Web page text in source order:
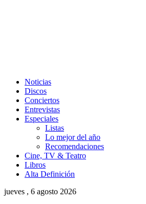
Noticias
Discos
Conciertos
Entrevistas
Especiales
Listas
Lo mejor del año
Recomendaciones
Cine, TV & Teatro
Libros
Alta Definición
jueves , 6 agosto 2026